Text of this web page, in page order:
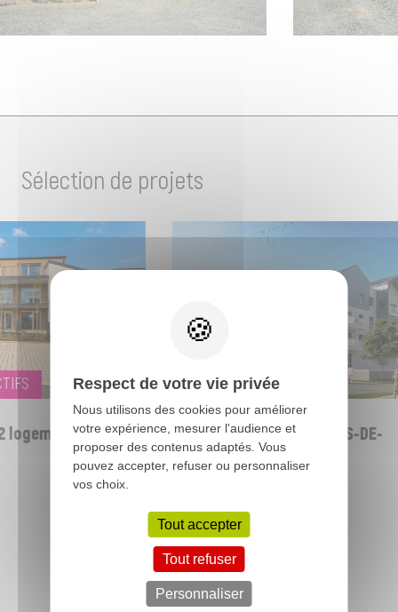
Sélection de projets
- BRECE
LOGEMENTS COLLECTIFS
23 logements - CHARTRES-DE-
BRETAGNE - (35)
Toutes nos réalisations
Respect de votre vie privée
Nous utilisons des cookies pour améliorer
votre expérience, mesurer l'audience et
proposer des contenus adaptés. Vous
pouvez accepter, refuser ou personnaliser
vos choix.
Tout accepter
Tout refuser
Personnaliser